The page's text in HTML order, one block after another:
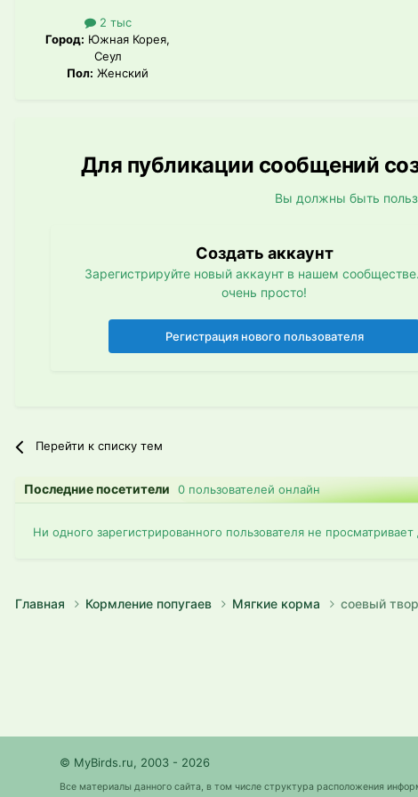
2 тыс
Город: Южная Корея,
Сеул
Пол: Женский
Для публикации сообщений
Вы должны быть
Создать аккаунт
Зарегистрируйте новый аккаунт в нашем
очень просто!
Регистрация нового пользователя
Перейти к списку тем
Последние посетители 0 пользователей онлайн
Ни одного зарегистрированного пользователя не
Главная Кормление попугаев Мягкие корма соевый
© MyBirds.ru, 2003 - 2026
Все материалы данного сайта, в том числе структура расположения